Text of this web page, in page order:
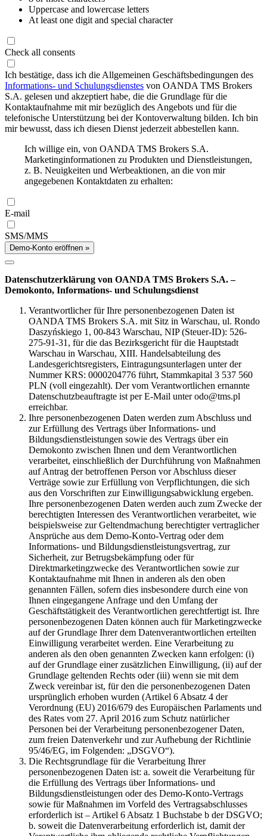
Uppercase and lowercase letters
At least one digit and special character
Check all consents
Ich bestätige, dass ich die Allgemeinen Geschäftsbedingungen des
Informations- und Schulungsdienstes von OANDA TMS Brokers
S.A. gelesen und akzeptiert habe, die die Grundlage für die
Kontaktaufnahme mit mir bezüglich des Angebots und für die
telefonische Unterstützung bei der Kontoverwaltung bilden. Ich bin
mir bewusst, dass ich diesen Dienst jederzeit abbestellen kann.
Ich willige ein, von OANDA TMS Brokers S.A.
Marketinginformationen zu Produkten und Dienstleistungen,
z. B. Neuigkeiten und Werbeaktionen, an die von mir
angegebenen Kontaktdaten zu erhalten:
E-mail
SMS/MMS
Demo-Konto eröffnen »
Datenschutzerklärung von OANDA TMS Brokers S.A. –
Demokonto, Informations- und Schulungsdienst
Verantwortlicher für Ihre personenbezogenen Daten ist
OANDA TMS Brokers S.A. mit Sitz in Warschau, ul. Rondo
Daszyńskiego 1, 00-843 Warschau, NIP (Steuer-ID): 526-
275-91-31, für die das Bezirksgericht für die Hauptstadt
Warschau in Warschau, XIII. Handelsabteilung des
Landesgerichtsregisters, Eintragungsunterlagen unter der
Nummer KRS: 0000204776 führt, Stammkapital 3 537 560
PLN (voll eingezahlt). Der vom Verantwortlichen ernannte
Datenschutzbeauftragte ist per E-Mail unter odo@tms.pl
erreichbar.
Ihre personenbezogenen Daten werden zum Abschluss und
zur Erfüllung des Vertrags über Informations- und
Bildungsdienstleistungen sowie des Vertrags über ein
Demokonto zwischen Ihnen und dem Verantwortlichen
verarbeitet, einschließlich der Durchführung von Maßnahmen
auf Antrag der betroffenen Person vor Abschluss dieser
Verträge sowie zur Erfüllung von Verpflichtungen, die sich
aus den Vorschriften zur Einwilligungsabwicklung ergeben.
Ihre personenbezogenen Daten werden auch zum Zwecke der
berechtigten Interessen des Verantwortlichen verarbeitet, wie
beispielsweise zur Geltendmachung berechtigter vertraglicher
Ansprüche aus dem Demo-Konto-Vertrag oder dem
Informations- und Bildungsdienstleistungsvertrag, zur
Sicherheit, zur Betrugsbekämpfung oder für
Direktmarketingzwecke des Verantwortlichen sowie zur
Kontaktaufnahme mit Ihnen in anderen als den oben
genannten Fällen, sofern dies insbesondere durch eine von
Ihnen eingegangene Anfrage und den Umfang der
Geschäftstätigkeit des Verantwortlichen gerechtfertigt ist. Ihre
personenbezogenen Daten können auch für Marketingzwecke
auf der Grundlage Ihrer dem Datenverantwortlichen erteilten
Einwilligung verarbeitet werden. Eine Verarbeitung zu
anderen als den oben genannten Zwecken kann erfolgen: (i)
auf der Grundlage einer zusätzlichen Einwilligung, (ii) auf der
Grundlage geltenden Rechts oder (iii) wenn sie mit dem
Zweck vereinbar ist, für den die personenbezogenen Daten
ursprünglich erhoben wurden (Artikel 6 Absatz 4 der
Verordnung (EU) 2016/679 des Europäischen Parlaments und
des Rates vom 27. April 2016 zum Schutz natürlicher
Personen bei der Verarbeitung personenbezogener Daten,
zum freien Datenverkehr und zur Aufhebung der Richtlinie
95/46/EG, im Folgenden: „DSGVO“).
Die Rechtsgrundlage für die Verarbeitung Ihrer
personenbezogenen Daten ist: a. soweit die Verarbeitung für
die Erfüllung des Vertrags über Informations- und
Bildungsdienstleistungen oder des Demo-Konto-Vertrags
sowie für Maßnahmen im Vorfeld des Vertragsabschlusses
erforderlich ist – Artikel 6 Absatz 1 Buchstabe b der DSGVO;
b. soweit die Datenverarbeitung erforderlich ist, damit der